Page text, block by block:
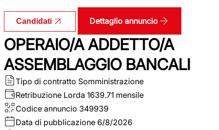
Candidati Dettaglio annuncio
OPERAIO/A ADDETTO/A
ASSEMBLAGGIO BANCALI
Tipo di contratto Somministrazione
Retribuzione Lorda 1639.71 mensile
Codice annuncio 349939
Data di pubblicazione 6/8/2026